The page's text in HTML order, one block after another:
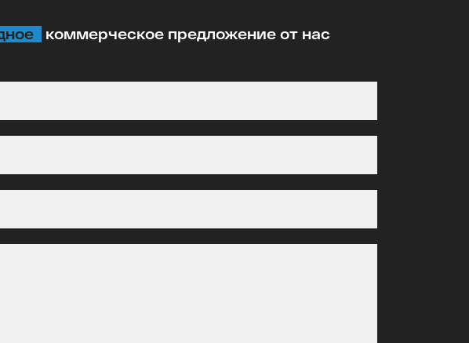
коммерческое предложение от нас